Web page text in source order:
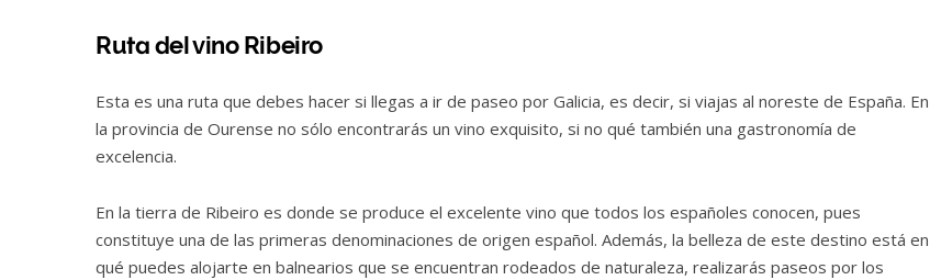
Ruta del vino Ribeiro
Esta es una ruta que debes hacer si llegas a ir de paseo por Galicia, es decir, si viajas al noreste de España. En
la provincia de Ourense no sólo encontrarás un vino exquisito, si no qué también una gastronomía de
excelencia.
En la tierra de Ribeiro es donde se produce el excelente vino que todos los españoles conocen, pues
constituye una de las primeras denominaciones de origen español. Además, la belleza de este destino está en
qué puedes alojarte en balnearios que se encuentran rodeados de naturaleza, realizarás paseos por los